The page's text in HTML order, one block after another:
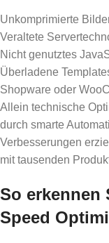
Unkomprimierte
Veraltete
Nicht genutztes
Überladene
Shopware oder
Allein technische
durch smarte
Verbesserungen
mit tausenden
So erkennen
Speed